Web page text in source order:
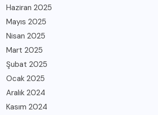
Haziran 2025
Mayıs 2025
Nisan 2025
Mart 2025
Şubat 2025
Ocak 2025
Aralık 2024
Kasım 2024